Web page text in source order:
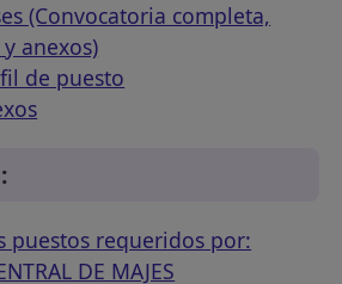
(Convocatoria completa,
anexos)
de puesto
puestos requeridos por:
DE MAJES